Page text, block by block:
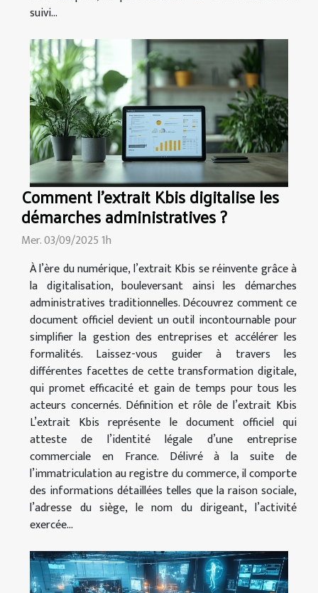
suivi...
Comment l'extrait Kbis digitalise les
démarches administratives ?
Mer. 03/09/2025 1h
À l’ère du numérique, l’extrait Kbis se réinvente grâce à
la digitalisation, bouleversant ainsi les démarches
administratives traditionnelles. Découvrez comment ce
document officiel devient un outil incontournable pour
simplifier la gestion des entreprises et accélérer les
formalités. Laissez-vous guider à travers les
différentes facettes de cette transformation digitale,
qui promet efficacité et gain de temps pour tous les
acteurs concernés. Définition et rôle de l’extrait Kbis
L’extrait Kbis représente le document officiel qui
atteste de l’identité légale d’une entreprise
commerciale en France. Délivré à la suite de
l’immatriculation au registre du commerce, il comporte
des informations détaillées telles que la raison sociale,
l’adresse du siège, le nom du dirigeant, l’activité
exercée...